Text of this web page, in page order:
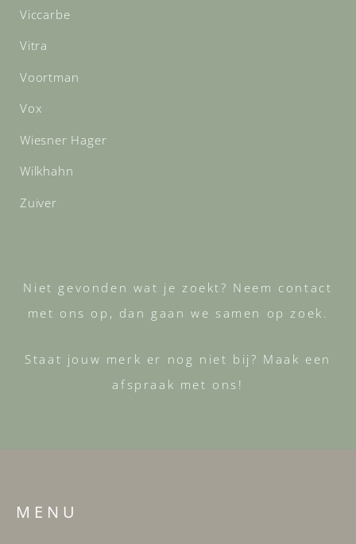
Viccarbe
Vitra
Voortman
Vox
Wiesner Hager
Wilkhahn
Zuiver
Niet gevonden wat je zoekt? Neem contact
met ons op, dan gaan we samen op zoek.
Staat jouw merk er nog niet bij? Maak een
afspraak met ons!
M E N U